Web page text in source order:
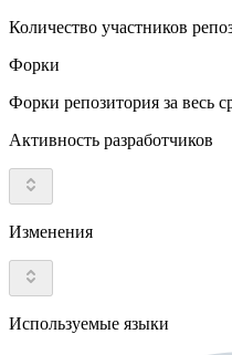
Количество участников
Форки
Форки репозитория за весь
Активность разработчиков
Изменения
Используемые языки